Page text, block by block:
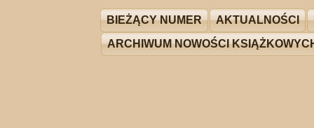
BIEŻĄCY NUMER AKTUALNOŚCI
ARCHIWUM NOWOŚCI